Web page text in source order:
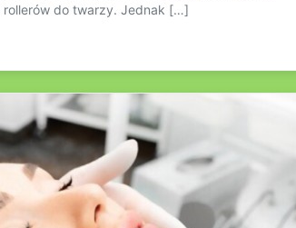
rollerów do twarzy. Jednak […]